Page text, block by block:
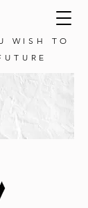
WISH TO